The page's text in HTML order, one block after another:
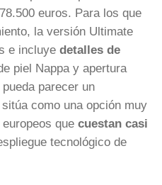
euros. Para los que
la versión Ultimate
e incluye detalles de
piel Nappa y apertura
parecer un
como una opción muy
que cuestan casi
tecnológico de